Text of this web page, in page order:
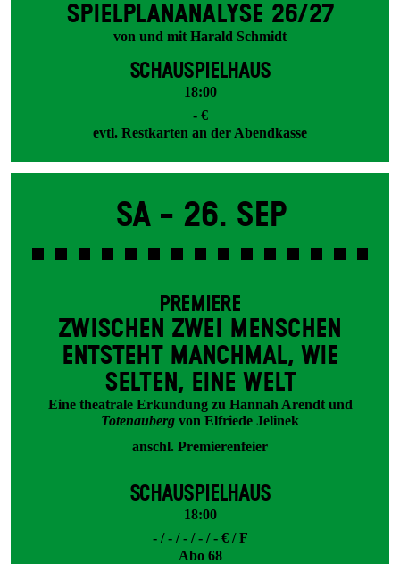
SPIEL­PLAN­ANALYSE 26/27
von und mit Harald Schmidt
SCHAUSPIELHAUS
18:00
- €
evtl. Restkarten an der Abendkasse
Sa - 26. Sep
PREMIERE
ZWISCHEN ZWEI MENSCHEN
ENT­STEHT MANCH­MAL, WIE
SELTEN, EINE WELT
Eine theatrale Erkundung zu Hannah Arendt und
Totenauberg von Elfriede Jelinek
anschl. Premierenfeier
SCHAUSPIELHAUS
18:00
- / - / - / - / - € / F
Abo 68